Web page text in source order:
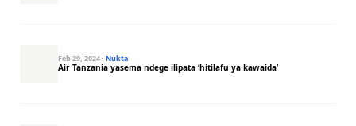
Feb 29, 2024· Nukta
Air Tanzania yasema ndege ilipata ‘hitilafu ya kawaida’